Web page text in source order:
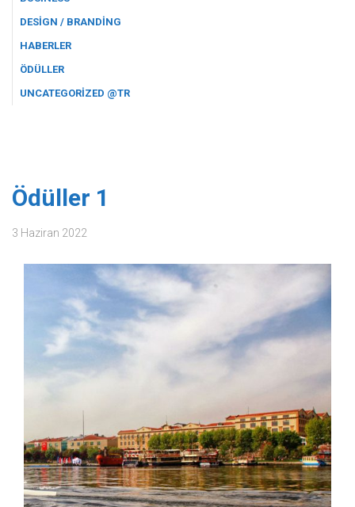
DESIGN / BRANDING
HABERLER
ÖDÜLLER
UNCATEGORIZED @TR
Ödüller 1
3 Haziran 2022